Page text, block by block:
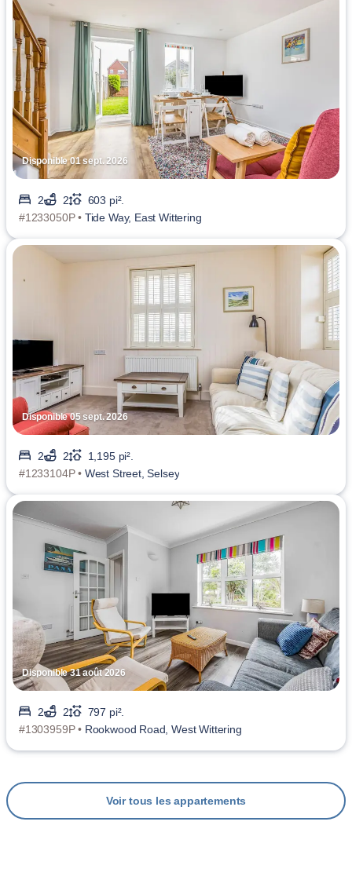
Disponible 01 sept. 2026
2 2
603 pi².
#1233050P • Tide Way, East Wittering
Disponible 05 sept. 2026
2 2
1,195 pi².
#1233104P • West Street, Selsey
Disponible 31 août 2026
2 2
797 pi².
#1303959P • Rookwood Road, West Wittering
Voir tous les appartements